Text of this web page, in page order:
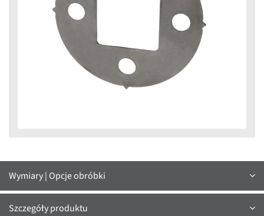
Wymiary | Opcje obróbki
Szczegóły produktu